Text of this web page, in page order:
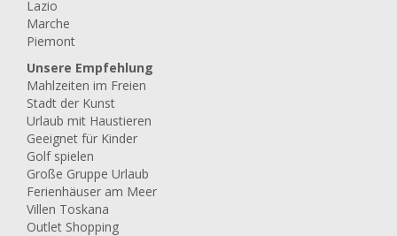
Lazio
Marche
Piemont
Unsere Empfehlung
Mahlzeiten im Freien
Stadt der Kunst
Urlaub mit Haustieren
Geeignet für Kinder
Golf spielen
Große Gruppe Urlaub
Ferienhäuser am Meer
Villen Toskana
Outlet Shopping